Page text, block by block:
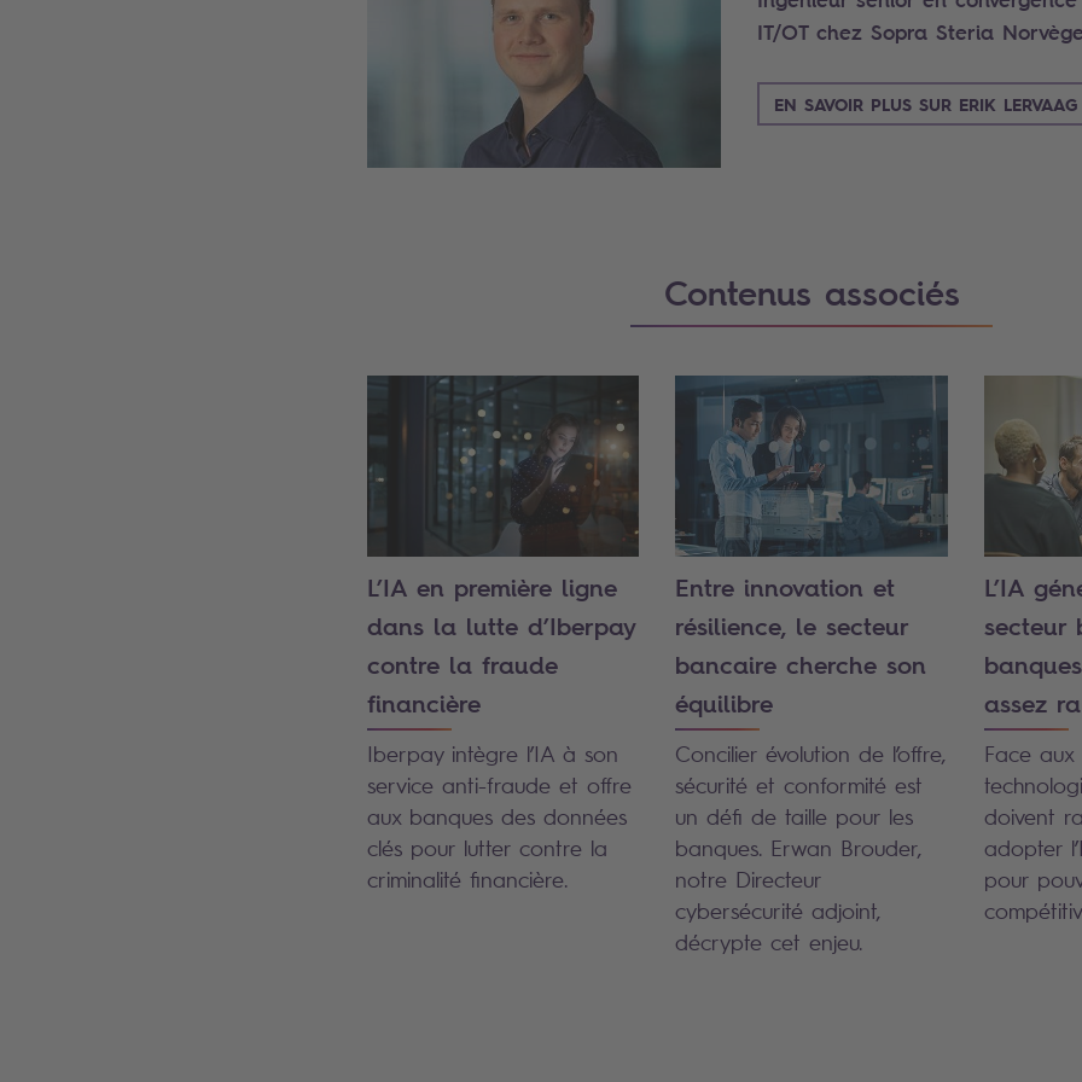
IT/OT chez Sopra Steria
EN SAVOIR PLUS SUR ERIK LERVAAG
Contenus associés
L’IA en première ligne
dans la lutte d’Iberpay
contre la fraude
financière
Iberpay intègre l’IA à son
service anti-fraude et offre
aux banques des données
clés pour lutter contre la
criminalité financière.
Entre innovation et
résilience, le secteur
bancaire cherche son
équilibre
Concilier évolution de l’offre,
sécurité et conformité est
un défi de taille pour les
banques. Erwan Brouder,
notre Directeur
cybersécurité adjoint,
décrypte cet enjeu.
L’IA
secteur
assez
Face aux
doivent
adopter
pour